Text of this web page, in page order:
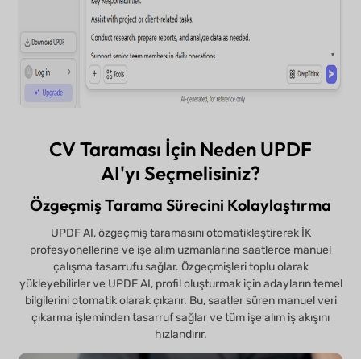
CV Taraması İçin Neden UPDF
AI'yı Seçmelisiniz?
Özgeçmiş Tarama Sürecini Kolaylaştırma
UPDF AI, özgeçmiş taramasını otomatikleştirerek İK
profesyonellerine ve işe alım uzmanlarına saatlerce manuel
çalışma tasarrufu sağlar. Özgeçmişleri toplu olarak
yükleyebilirler ve UPDF AI, profil oluşturmak için adayların temel
bilgilerini otomatik olarak çıkarır. Bu, saatler süren manuel veri
çıkarma işleminden tasarruf sağlar ve tüm işe alım iş akışını
hızlandırır.